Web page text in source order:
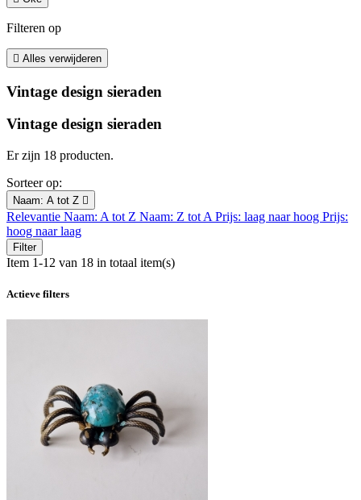
Filteren op
 Alles verwijderen
Vintage design sieraden
Vintage design sieraden
Er zijn 18 producten.
Sorteer op:
Naam: A tot Z 
Relevantie Naam: A tot Z Naam: Z tot A Prijs: laag naar hoog Prijs:
hoog naar laag
Filter
Item 1-12 van 18 in totaal item(s)
Actieve filters